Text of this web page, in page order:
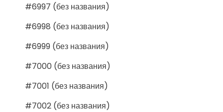
#6997 (без названия)
#6998 (без названия)
#6999 (без названия)
#7000 (без названия)
#7001 (без названия)
#7002 (без названия)